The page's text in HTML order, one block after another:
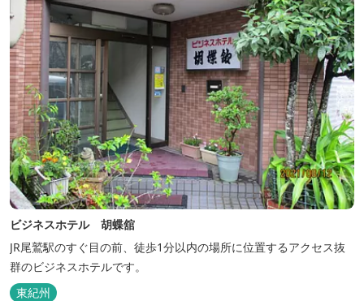
ビジネスホテル 胡蝶舘
JR尾鷲駅のすぐ目の前、徒歩1分以内の場所に位置するアクセス抜
群のビジネスホテルです。
東紀州